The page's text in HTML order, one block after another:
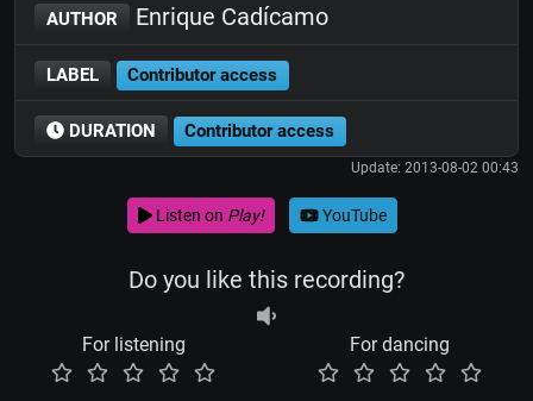
AUTHOR Enrique Cadícamo
LABEL Contributor access
DURATION Contributor access
Update: 2013-08-02 00:43
Listen on Play! YouTube
Do you like this recording?
For listening For dancing